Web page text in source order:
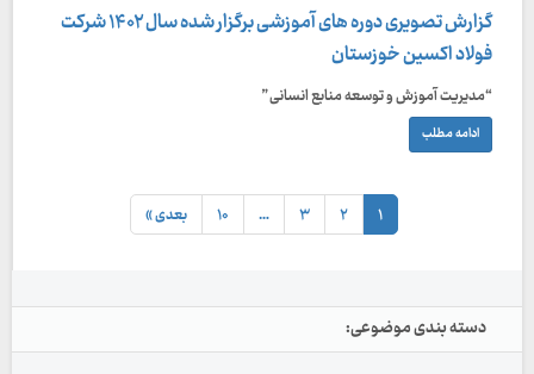
گزارش تصویری دوره های آموزشی برگزار شده سال ۱۴۰۲ شرکت
فولاد اکسین خوزستان
“مدیریت آموزش و توسعه منابع انسانی”
ادامه مطلب
۱ ۲ ۳ … ۱۰ بعدی »
دسته بندی موضوعی: